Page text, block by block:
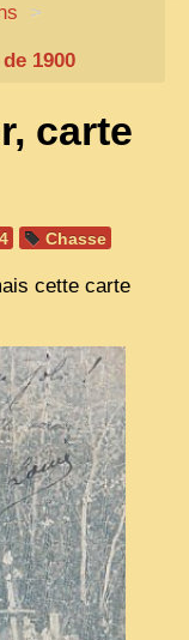
>
1900
carte
Chasse
cette carte